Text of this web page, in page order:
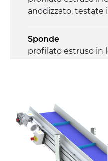
anodizzato, testate
Sponde
profilato estruso in
cannocchiali in lega
pressofuso, gambe
zincato, piedini di
Tappeto